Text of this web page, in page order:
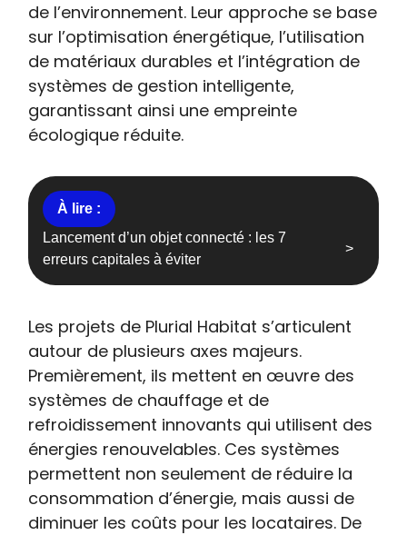
de l’environnement. Leur approche se base
sur l’optimisation énergétique, l’utilisation
de matériaux durables et l’intégration de
systèmes de gestion intelligente,
garantissant ainsi une empreinte
écologique réduite.
Lancement d’un objet connecté : les 7
erreurs capitales à éviter
Les projets de Plurial Habitat s’articulent
autour de plusieurs axes majeurs.
Premièrement, ils mettent en œuvre des
systèmes de chauffage et de
refroidissement innovants qui utilisent des
énergies renouvelables. Ces systèmes
permettent non seulement de réduire la
consommation d’énergie, mais aussi de
diminuer les coûts pour les locataires. De